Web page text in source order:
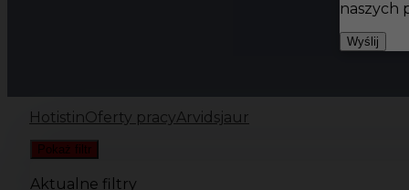
HotistinOferty pracyArvidsjaur
Pokaż filtr
Aktualne filtry
naszych
Wyślij